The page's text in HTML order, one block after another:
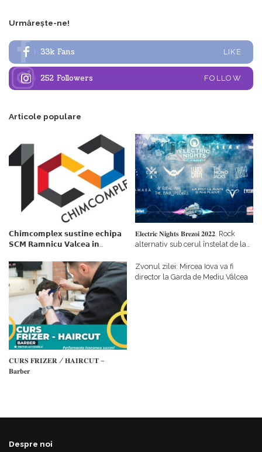
Urmărește-ne!
33k Fans LIKE
252 Followers FOLLOW
Articole populare
𝗖𝗵𝗶𝗺𝗰𝗼𝗺𝗽𝗹𝗲𝘅 𝘀𝘂𝘀𝘁𝗶𝗻𝗲 𝗲𝗰𝗵𝗶𝗽𝗮
𝗦𝗖𝗠 𝗥𝗮𝗺𝗻𝗶𝗰𝘂 𝗩𝗮𝗹𝗰𝗲𝗮 𝗶𝗻
𝗳𝗶𝗻𝗮𝗻𝘁𝗮𝘁𝗼𝗿
𝐄𝐥𝐞𝐜𝐭𝐫𝐢𝐜 𝐍𝐢𝐠𝐡𝐭𝐬 𝐁𝐫𝐞𝐳𝐨𝐢 𝟐𝟎𝟐𝟐. Rock
alternativ sub cerul înstelat de la
𝐂𝐔𝐑𝐒 𝐅𝐑𝐈𝐙𝐄𝐑 / 𝐇𝐀𝐈𝐑𝐂𝐔𝐓 –
𝐁𝐚𝐫𝐛𝐞𝐫
Zvonul zilei: Mircea Iova va fi
director la Garda de Mediu Vâlcea
Despre noi